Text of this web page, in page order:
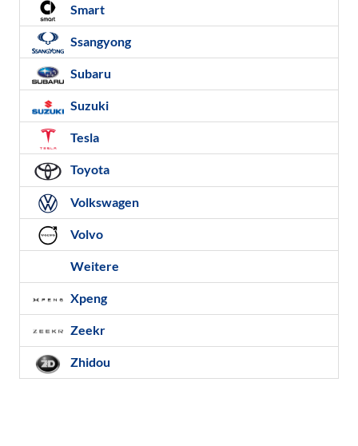
Smart
Ssangyong
Subaru
Suzuki
Tesla
Toyota
Volkswagen
Volvo
Weitere
Xpeng
Zeekr
Zhidou